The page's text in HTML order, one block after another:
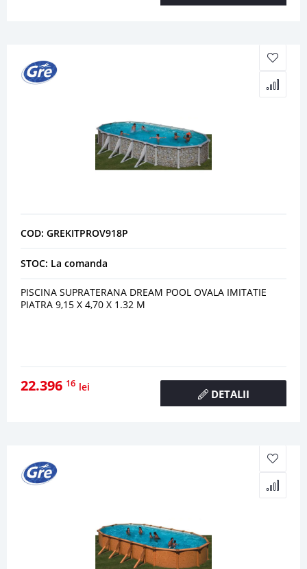
COD: GREKITPROV918P
STOC: La comanda
PISCINA SUPRATERANA DREAM POOL OVALA IMITATIE
PIATRA 9,15 X 4,70 X 1.32 M
22.396 16 lei
DETALII